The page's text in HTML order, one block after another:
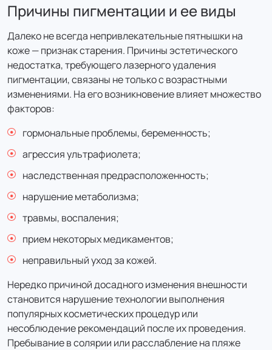
Лазерное лечение пигментных пятен
(декольте) (30 минут)
2 500 ₽
цена с налоговым вычетом
Лазерное лечение пигментных пятен (кисти)
Лазерное лечение пигментных пятен Лицо
(полностью) 60 мин.
цена с налоговым вычетом
Лазерное лечение пигментных пятен на лице (1
зона - лоб, 30 минут)
1 100 ₽
Причины пигментации и ее виды
Далеко не всегда непривлекательные пятнышки на
коже — признак старения. Причины эстетического
недостатка, требующего лазерного удаления
пигментации, связаны не только с возрастными
изменениями. На его возникновение влияет множество
факторов:
гормональные проблемы, беременность;
агрессия ультрафиолета;
наследственная предрасположенность;
нарушение метаболизма;
травмы, воспаления;
прием некоторых медикаментов;
неправильный уход за кожей.
Нередко причиной досадного изменения внешности
становится нарушение технологии выполнения
популярных косметических процедур или
несоблюдение рекомендаций после их проведения.
Пребывание в солярии или расслабление на пляже